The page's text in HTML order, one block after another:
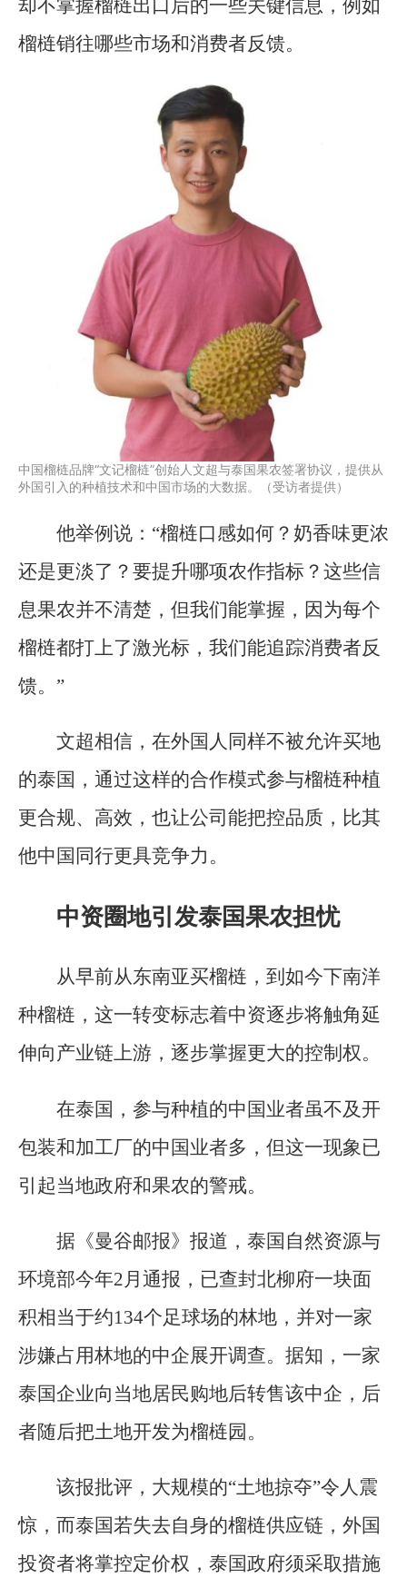
却不掌握榴梿出口后的一些关键信息，例如
榴梿销往哪些市场和消费者反馈。
中国榴梿品牌“文记榴梿”创始人文超与泰国果农签署协议，提供从
外国引入的种植技术和中国市场的大数据。（受访者提供）
他举例说：“榴梿口感如何？奶香味更浓
还是更淡了？要提升哪项农作指标？这些信
息果农并不清楚，但我们能掌握，因为每个
榴梿都打上了激光标，我们能追踪消费者反
馈。”
文超相信，在外国人同样不被允许买地
的泰国，通过这样的合作模式参与榴梿种植
更合规、高效，也让公司能把控品质，比其
他中国同行更具竞争力。
中资圈地引发泰国果农担忧
从早前从东南亚买榴梿，到如今下南洋
种榴梿，这一转变标志着中资逐步将触角延
伸向产业链上游，逐步掌握更大的控制权。
在泰国，参与种植的中国业者虽不及开
包装和加工厂的中国业者多，但这一现象已
引起当地政府和果农的警戒。
据《曼谷邮报》报道，泰国自然资源与
环境部今年2月通报，已查封北柳府一块面
积相当于约134个足球场的林地，并对一家
涉嫌占用林地的中企展开调查。据知，一家
泰国企业向当地居民购地后转售该中企，后
者随后把土地开发为榴梿园。
该报批评，大规模的“土地掠夺”令人震
惊，而泰国若失去自身的榴梿供应链，外国
投资者将掌控定价权，泰国政府须采取措施